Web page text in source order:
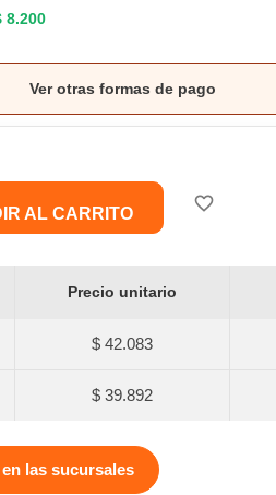
8.200
Ver otras formas de pago
AL CARRITO favorite_border
Precio unitario
$ 42.083
$ 39.892
las sucursales